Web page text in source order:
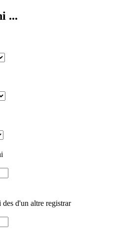
...
d'un altre registrar